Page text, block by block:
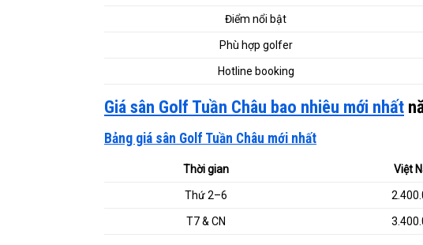
Điểm nổi bật
Phù hợp golfer
Hotline booking
Giá sân Golf Tuần Châu bao nhiêu mới nhất
Bảng giá sân Golf Tuần Châu mới nhất
Thời gian Việt
Thứ 2–6
T7 & CN